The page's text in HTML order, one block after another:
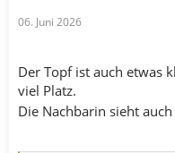
:
06. Juni 2026
Der Topf ist auch etwas
viel Platz.
Die Nachbarin sieht